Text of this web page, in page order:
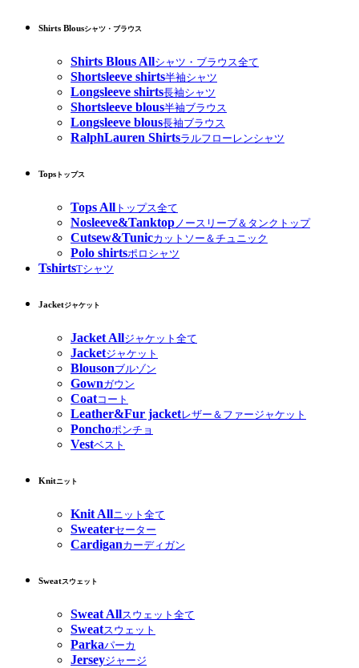
Shirts Blousシャツ・ブラウス
Shirts Blous Allシャツ・ブラウス全て
Shortsleeve shirts半袖シャツ
Longsleeve shirts長袖シャツ
Shortsleeve blous半袖ブラウス
Longsleeve blous長袖ブラウス
RalphLauren Shirtsラルフローレンシャツ
Tops トップス
Tops All トップス全て
Nosleeve&Tanktopノースリーブ＆タンクトップ
Cutsew&Tunicカットソー＆チュニック
Polo shirtsポロシャツ
TshirtsTシャツ
Jacketジャケット
Jacket Allジャケット全て
Jacketジャケット
Blousonブルゾン
Gownガウン
Coatコート
Leather&Fur jacketレザー＆ファージャケット
Ponchoポンチョ
Vestベスト
Knitニット
Knit Allニット全て
Sweaterセーター
Cardiganカーディガン
Sweatスウェット
Sweat Allスウェット全て
Sweatスウェット
Parkaパーカ
Jerseyジャージ